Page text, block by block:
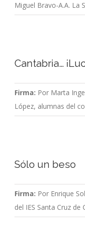
Miguel Bravo-A.A. La
Cantabria…
Firma: Por Marta
López, alumnas del
Sólo un beso
Firma: Por Enrique
del IES Santa Cruz de